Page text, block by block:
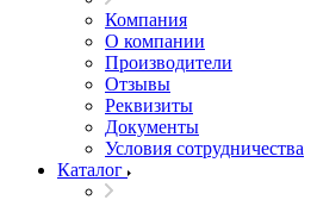
Компания
О компании
Производители
Отзывы
Реквизиты
Документы
Условия сотрудничества
Каталог